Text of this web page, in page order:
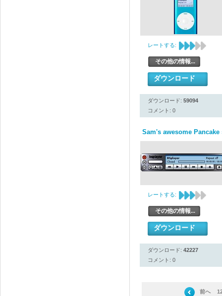
レートする:
その他の情報...
ダウンロード
ダウンロード: 59094
コメント: 0
Sam's awesome
レートする:
その他の情報...
ダウンロード
ダウンロード: 42227
コメント: 0
前へ